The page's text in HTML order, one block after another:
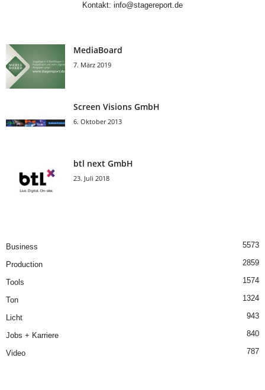
Kontakt: info@stagereport.de
MediaBoard
7. März 2019
Screen Visions GmbH
6. Oktober 2013
btl next GmbH
23. Juli 2018
Business 5573
Production 2859
Tools 1574
Ton 1324
Licht 943
Jobs + Karriere 840
Video 787